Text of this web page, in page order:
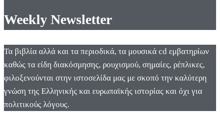
Weekly Newsletter
Τα βιβλία αλλά και τα περιοδικά, τα μουσικά cd εμβατηρίων
καθώς τα είδη διακόσμησης, ρουχισμού, σημαίες, ρέπλικες,
φιλοξενούνται στην ιστοσελίδα μας με σκοπό την καλύτερη
γνώση της Ελληνικής και ευρωπαϊκής ιστορίας και όχι για
πολιτικούς λόγους.